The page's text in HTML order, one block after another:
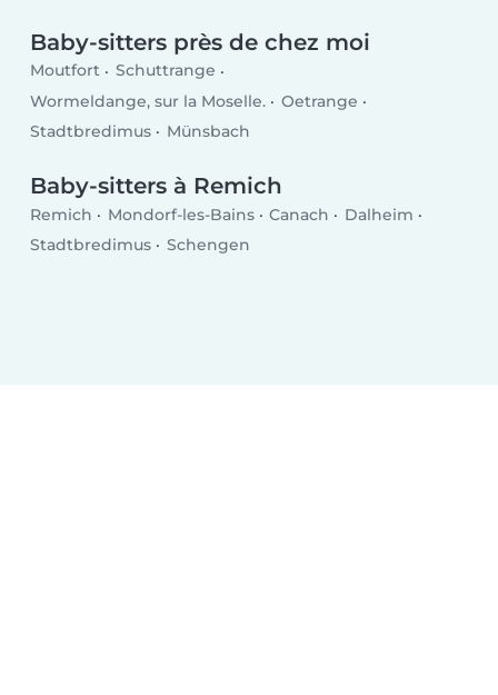
Baby-sitters près de chez moi
Moutfort
Schuttrange
Wormeldange, sur la Moselle.
Oetrange
Stadtbredimus
Münsbach
Baby-sitters à Remich
Remich Mondorf-les-Bains Canach
Dalheim
Stadtbredimus
Schengen